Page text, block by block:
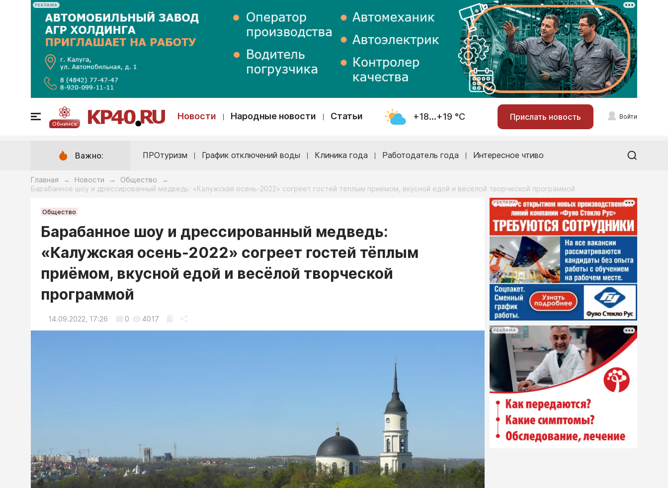
РЕКЛАМА
Обнинск
Новости Народные новости Статьи +18...+19 °С Прислать новость Войти
Важно: ПРОтуризм График отключений воды Клиника года Работодатель года Интересное чтиво
Главная → Новости → Общество →
Барабанное шоу и дрессированный медведь: «Калужская осень-2022» согреет гостей тёплым приёмом, вкусной едой и весёлой творческой программой
Общество
Барабанное шоу и дрессированный медведь:
«Калужская осень-2022» согреет гостей тёплым
приёмом, вкусной едой и весёлой творческой
программой
14.09.2022, 17:26 0 4017
РЕКЛАМА
РЕКЛАМА